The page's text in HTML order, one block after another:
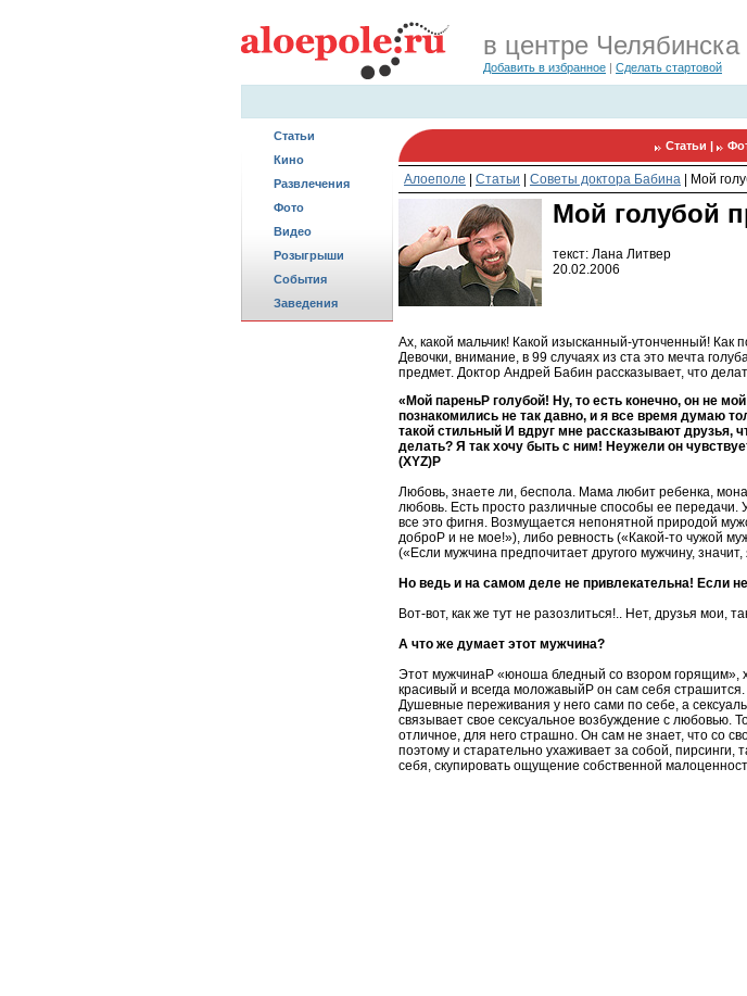
в центре Челябинска
Добавить в избранное | Сделать стартовой
Статьи
Кино
Развлечения
Фото
Видео
Розыгрыши
События
Заведения
Статьи |
Алоеполе Статьи Советы доктора Бабина Мой
Мой голубой
текст: Лана Литвер
20.02.2006
Ах, какой мальчик! Какой изысканный-утонченный! Как
Девочки, внимание, в 99 случаях из ста это мечта
предмет. Доктор Андрей Бабин рассказывает, что
«Мой пареньP голубой! Ну, то есть конечно, он не
познакомились не так давно, и я все время думаю
такой стильный И вдруг мне рассказывают друзья,
делать? Я так хочу быть с ним! Неужели он
(XYZ)P
Любовь, знаете ли, беспола. Мама любит ребенка,
любовь. Есть просто различные способы ее передачи.
все это фигня. Возмущается непонятной природой
доброP и не мое!»), либо ревность («Какой-то чужой
(«Если мужчина предпочитает другого мужчину,
Но ведь и на самом деле не привлекательна! Если
Вот-вот, как же тут не разозлиться!.. Нет, друзья мои,
А что же думает этот мужчина?
Этот мужчинаP «юноша бледный со взором горящим»,
красивый и всегда моложавыйP он сам себя
Душевные переживания у него сами по себе, а
связывает свое сексуальное возбуждение с любовью.
отличное, для него страшно. Он сам не знает, что со
поэтому и старательно ухаживает за собой, пирсинги,
себя, скупировать ощущение собственной